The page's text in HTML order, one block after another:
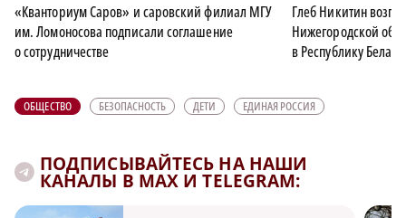
«Кванториум Саров» и саровский филиал МГУ
им. Ломоносова подписали соглашение
о сотрудничестве
Глеб Никитин
Нижегородской
в Республику
ОБЩЕСТВО БЕЗОПАСНОСТЬ ДЕТИ ЕДИНАЯ РОССИЯ
ПОДПИСЫВАЙТЕСЬ НА НАШИ
КАНАЛЫ В MAX И TELEGRAM: